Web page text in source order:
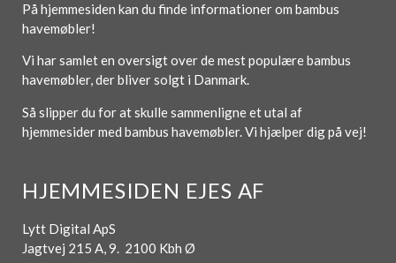
På hjemmesiden kan du finde informationer om bambus
havemøbler!
Vi har samlet en oversigt over de mest populære bambus
havemøbler, der bliver solgt i Danmark.
Så slipper du for at skulle sammenligne et utal af
hjemmesider med bambus havemøbler. Vi hjælper dig på vej!
HJEMMESIDEN EJES AF
Lytt Digital ApS
Jagtvej 215 A, 9. 2100 Kbh Ø